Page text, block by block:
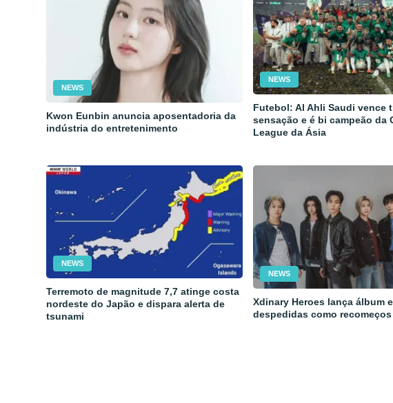
NEWS
Kwon Eunbin anuncia aposentadoria da
indústria do entretenimento
NEWS
Futebol: Al Ahli Saudi vence
sensação e é bi campeão da
League da Ásia
NEWS
Terremoto de magnitude 7,7 atinge costa
nordeste do Japão e dispara alerta de
tsunami
NEWS
Xdinary Heroes lança álbum
despedidas como recomeços